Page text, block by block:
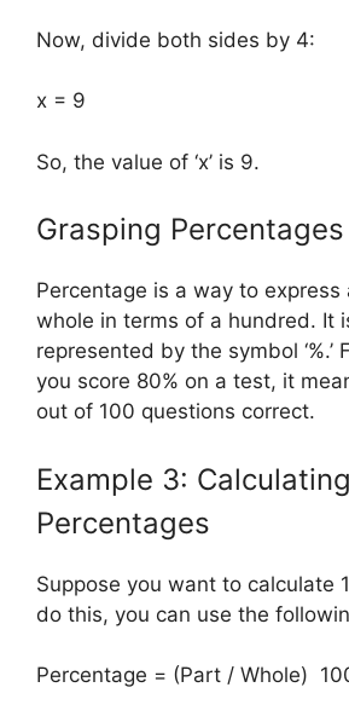
Now, divide both sides by 4:
x = 9
So, the value of ‘x’ is 9.
Grasping Percentages
Percentage is a way to express
whole in terms of a hundred. It
represented by the symbol ‘%.’
you score 80% on a test, it
out of 100 questions correct.
Example 3: Calculating
Percentages
Suppose you want to calculate
do this, you can use the
Percentage = (Part / Whole)